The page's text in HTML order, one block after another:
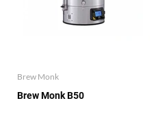
Brew Monk
Brew Monk B50